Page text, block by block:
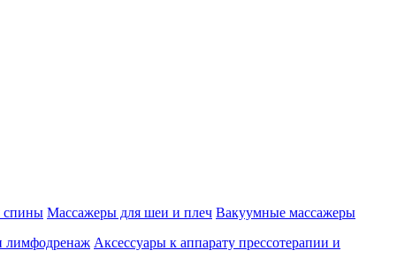
спины Массажеры для шеи и плеч Вакуумные массажеры
лимфодренаж Аксессуары к аппарату прессотерапии и